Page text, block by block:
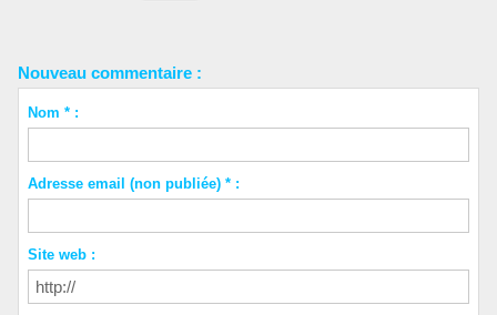
Nouveau commentaire :
Nom * :
Adresse email (non publiée) * :
Site web :